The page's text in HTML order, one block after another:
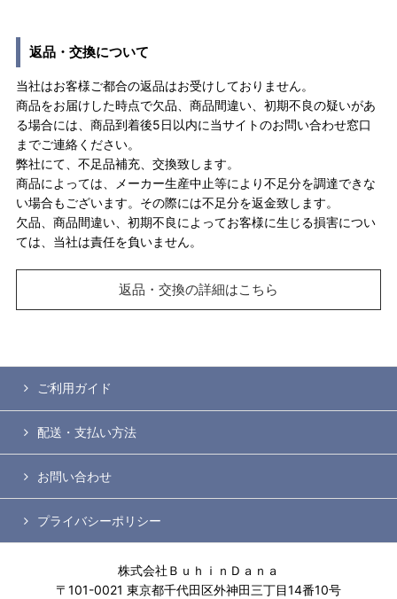
返品・交換について
当社はお客様ご都合の返品はお受けしておりません。
商品をお届けした時点で欠品、商品間違い、初期不良の疑いがあ
る場合には、商品到着後5日以内に当サイトのお問い合わせ窓口
までご連絡ください。
弊社にて、不足品補充、交換致します。
商品によっては、メーカー生産中止等により不足分を調達できな
い場合もございます。その際には不足分を返金致します。
欠品、商品間違い、初期不良によってお客様に生じる損害につい
ては、当社は責任を負いません。
返品・交換の詳細はこちら
ご利用ガイド
配送・支払い方法
お問い合わせ
プライバシーポリシー
株式会社ＢｕｈｉｎＤａｎａ
〒101-0021 東京都千代田区外神田三丁目14番10号